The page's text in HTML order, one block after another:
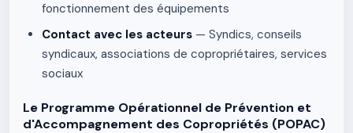
fonctionnement des équipements
Contact avec les acteurs — Syndics, conseils
syndicaux, associations de copropriétaires, services
sociaux
Le Programme Opérationnel de Prévention et
d'Accompagnement des Copropriétés (POPAC)